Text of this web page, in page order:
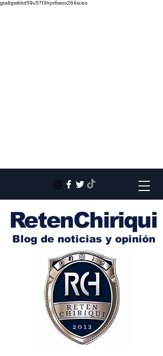
gta8gwbbd59u57f3hyx6woo264sceo
RetenChiriqui
Blog de noticias y opinión